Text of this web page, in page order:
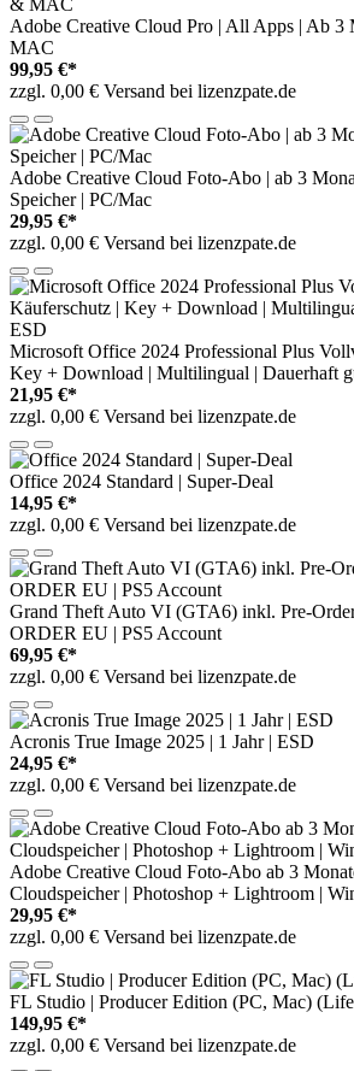
Adobe Creative Cloud Pro | All Apps | Ab 3
MAC
99,95 €*
zzgl. 0,00 € Versand bei lizenzpate.de
Adobe Creative Cloud Foto-Abo | ab 3
Speicher | PC/Mac
29,95 €*
zzgl. 0,00 € Versand bei lizenzpate.de
Microsoft Office 2024 Professional Plus
Key + Download | Multilingual | Dauerhaft
21,95 €*
zzgl. 0,00 € Versand bei lizenzpate.de
Office 2024 Standard | Super-Deal
14,95 €*
zzgl. 0,00 € Versand bei lizenzpate.de
Grand Theft Auto VI (GTA6) inkl. Pre-
ORDER EU | PS5 Account
69,95 €*
zzgl. 0,00 € Versand bei lizenzpate.de
Acronis True Image 2025 | 1 Jahr | ESD
24,95 €*
zzgl. 0,00 € Versand bei lizenzpate.de
Adobe Creative Cloud Foto-Abo ab 3
Cloudspeicher | Photoshop + Lightroom |
29,95 €*
zzgl. 0,00 € Versand bei lizenzpate.de
FL Studio | Producer Edition (PC, Mac)
149,95 €*
zzgl. 0,00 € Versand bei lizenzpate.de